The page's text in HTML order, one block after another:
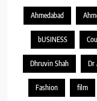
Ahmedabad
bUSINESS
Dhruvin Shah Dr
Fashion film